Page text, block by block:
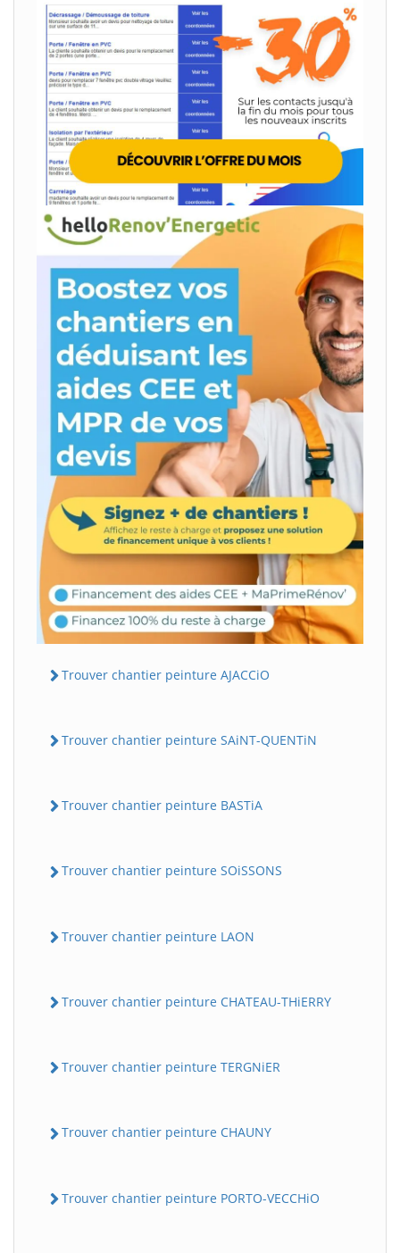
Trouver chantier peinture AJACCiO
Trouver chantier peinture SAiNT-QUENTiN
Trouver chantier peinture BASTiA
Trouver chantier peinture SOiSSONS
Trouver chantier peinture LAON
Trouver chantier peinture CHATEAU-THiERRY
Trouver chantier peinture TERGNiER
Trouver chantier peinture CHAUNY
Trouver chantier peinture PORTO-VECCHiO